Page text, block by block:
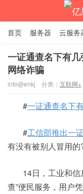
亿
首页 服务器 云服务
一证通查名下有
网络诈骗
info@enkj 分类： 互联网+
#一证通查名下
#工信部推出一
有没有被别人冒用
14日，工业和
查”便民服务，用户